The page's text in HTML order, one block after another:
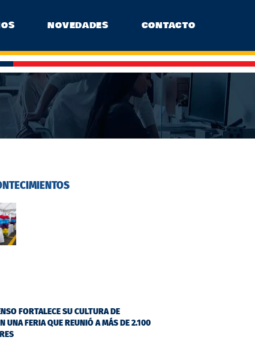
NOVEDADES CONTACTO
FORTALECE SU CULTURA DE
UNA FERIA QUE REUNIÓ A MÁS DE 2.100